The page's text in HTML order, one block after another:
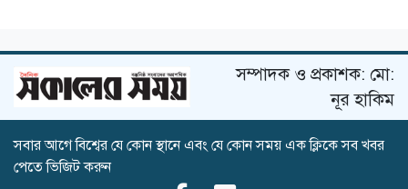
সম্পাদক ও প্রকাশক: মো:
নূর হাকিম
সবার আগে বিশ্বের যে কোন স্থানে এবং যে কোন সময় এক ক্লিকে সব খবর
পেতে ভিজিট করুন